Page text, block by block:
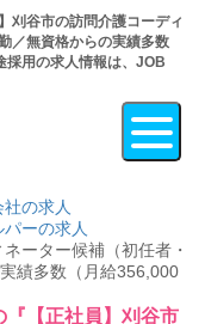
刈谷市の訪問介護コーディ
／無資格からの実績多数
採用の求人情報は、JOB
の求人
ーの求人
ーター候補（初任者・
績多数（月給356,000
『【正社員】刈谷市